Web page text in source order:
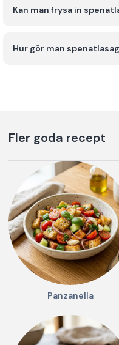
Kan man frysa in
Hur gör man
Fler goda recept
Panzanella